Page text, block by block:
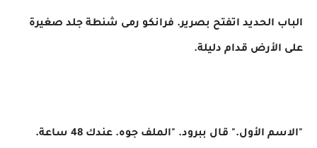
الباب الحديد اتفتح بصرير. فرانكو رمى شنطة جلد صغيرة
على الأرض قدام دليلة.
"الاسم الأول." قال ببرود. "الملف جوه. عندك 48 ساعة.